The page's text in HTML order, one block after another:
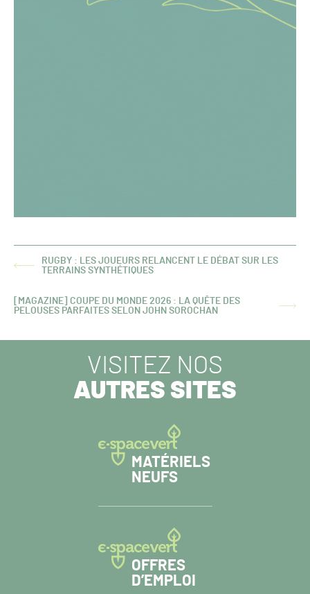
ARTICLE
RUGBY : LES JOUEURS RELANCENT LE DÉBAT SUR LES
TERRAINS SYNTHÉTIQUES
ARTICLE
[MAGAZINE] COUPE DU MONDE 2026 : LA QUÊTE DES
PELOUSES PARFAITES SELON JOHN SOROCHAN
VISITEZ NOS
AUTRES SITES
MATÉRIELS
NEUFS
OFFRES
D’EMPLOI